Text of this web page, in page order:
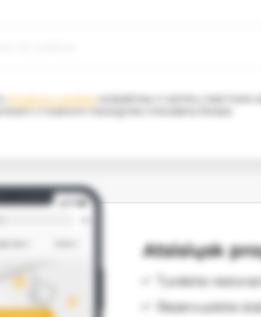
privatumo politika
Atsisiųsk
Turėkite
Rezervuokite